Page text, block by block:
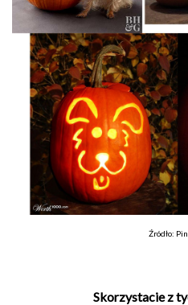
Źródło:
Skorzystacie z